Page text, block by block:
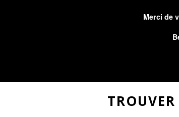
Merci de